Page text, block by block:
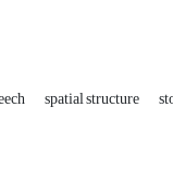
spatial structure